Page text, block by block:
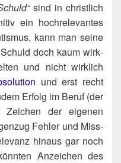
sind in christ­lich
ein hoch­re­le­van­tes
kann man sei­ne
doch kaum wirk­
und nicht wirk­lich
und erst recht
Erfolg im Beruf (der
Zei­chen der eige­nen
Feh­ler und Miss­
hin­aus gar noch
Anzei­chen des